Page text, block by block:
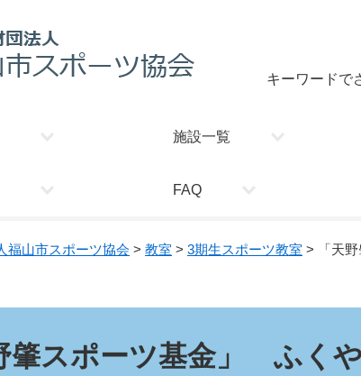
キーワードで
施設一覧
FAQ
福山市スポーツ協会 > 教室 > 3期生スポーツ教室 > 「天
肇スポーツ基金」 ふく